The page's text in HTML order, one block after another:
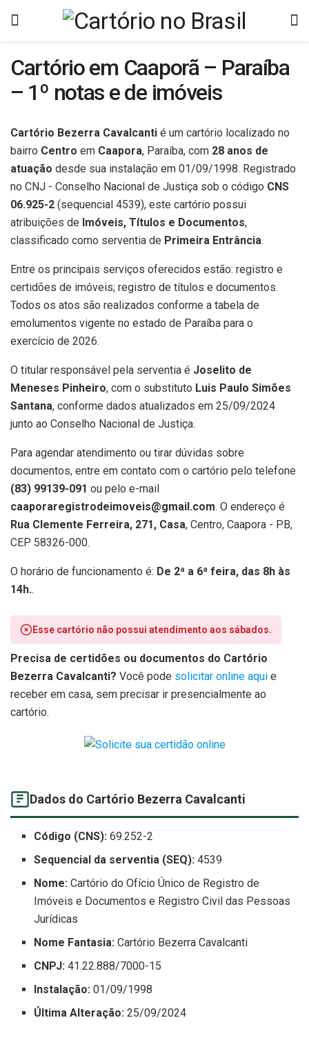
Cartório em Caaporã – Paraíba
– 1º notas e de imóveis
Cartório Bezerra Cavalcanti é um cartório localizado no
bairro Centro em Caapora, Paraíba, com 28 anos de
atuação desde sua instalação em 01/09/1998. Registrado
no CNJ - Conselho Nacional de Justiça sob o código CNS
06.925-2 (sequencial 4539), este cartório possui
atribuições de Imóveis, Títulos e Documentos,
classificado como serventia de Primeira Entrância.
Entre os principais serviços oferecidos estão: registro e
certidões de imóveis; registro de títulos e documentos.
Todos os atos são realizados conforme a tabela de
emolumentos vigente no estado de Paraíba para o
exercício de 2026.
O titular responsável pela serventia é Joselito de
Meneses Pinheiro, com o substituto Luis Paulo Simões
Santana, conforme dados atualizados em 25/09/2024
junto ao Conselho Nacional de Justiça.
Para agendar atendimento ou tirar dúvidas sobre
documentos, entre em contato com o cartório pelo telefone
(83) 99139-091 ou pelo e-mail
caaporaregistrodeimoveis@gmail.com. O endereço é
Rua Clemente Ferreira, 271, Casa, Centro, Caapora - PB,
CEP 58326-000.
O horário de funcionamento é: De 2ª a 6ª feira, das 8h às
14h..
Esse cartório não possui atendimento aos sábados.
Precisa de certidões ou documentos do Cartório
Bezerra Cavalcanti? Você pode solicitar online aqui e
receber em casa, sem precisar ir presencialmente ao
cartório.
Dados do Cartório Bezerra Cavalcanti
Código (CNS): 69.252-2
Sequencial da serventia (SEQ): 4539
Nome: Cartório do Ofício Único de Registro de
Imóveis e Documentos e Registro Civil das Pessoas
Jurídicas
Nome Fantasia: Cartório Bezerra Cavalcanti
CNPJ: 41.22.888/7000-15
Instalação: 01/09/1998
Última Alteração: 25/09/2024